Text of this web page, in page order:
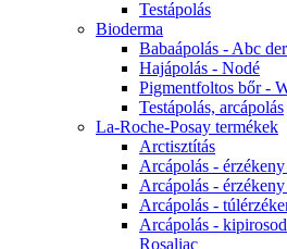
Testápolás
Bioderma
Babaápolás - Abc
Hajápolás - Nodé
Pigmentfoltos bőr -
Testápolás, arcápolás
La-Roche-Posay termékek
Arctisztítás
Arcápolás -
Arcápolás -
Arcápolás -
Arcápolás -
Rosaliac